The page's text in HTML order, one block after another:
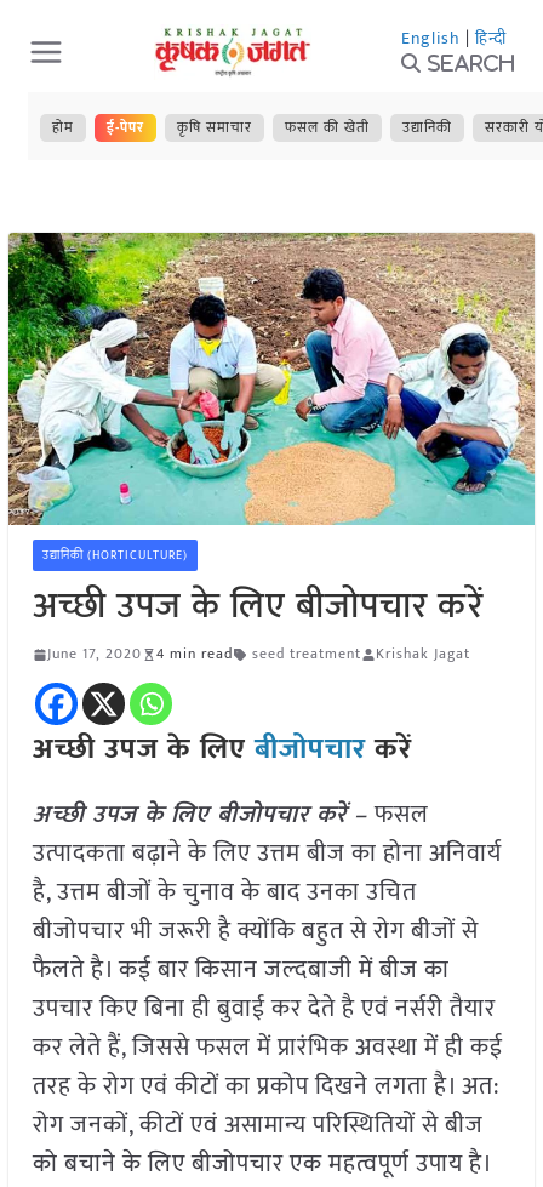
Skip
to
content
English | हिन्दी
Search
होम ई-पेपर कृषि समाचार फसल की खेती उद्यानिकी सरकारी
उद्यानिकी (HORTICULTURE)
अच्छी उपज के लिए बीजोपचार करें
June 17, 2020 4 min read seed treatment Krishak Jagat
अच्छी उपज के लिएबीजोपचारकरें
अच्छी उपज के लिए बीजोपचार करें –फसल
उत्पादकता बढ़ाने के लिए उत्तम बीज का होना अनिवार्य
है, उत्तम बीजों के चुनाव के बाद उनका उचित
बीजोपचार भी जरूरी है क्योंकि बहुत से रोग बीजों से
फैलते है। कई बार किसान जल्दबाजी में बीज का
उपचार किए बिना ही बुवाई कर देते है एवं नर्सरी तैयार
कर लेते हैं, जिससे फसल में प्रारंभिक अवस्था में ही कई
तरह के रोग एवं कीटों का प्रकोप दिखने लगता है। अत:
रोग जनकों, कीटों एवं असामान्य परिस्थितियों से बीज
को बचाने के लिए बीजोपचार एक महत्वपूर्ण उपाय है।